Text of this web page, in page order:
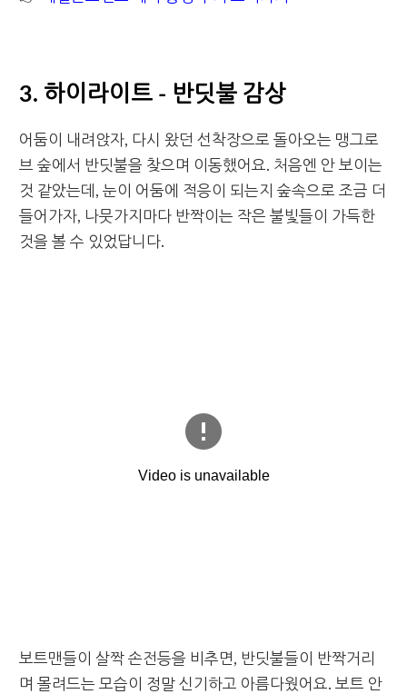
3. 하이라이트 - 반딧불 감상
어둠이 내려앉자, 다시 왔던 선착장으로 돌아오는 맹그로
브 숲에서 반딧불을 찾으며 이동했어요. 처음엔 안 보이는
것 같았는데, 눈이 어둠에 적응이 되는지 숲속으로 조금 더
들어가자, 나뭇가지마다 반짝이는 작은 불빛들이 가득한
것을 볼 수 있었답니다.
보트맨들이 살짝 손전등을 비추면, 반딧불들이 반짝거리
며 몰려드는 모습이 정말 신기하고 아름다웠어요. 보트 안